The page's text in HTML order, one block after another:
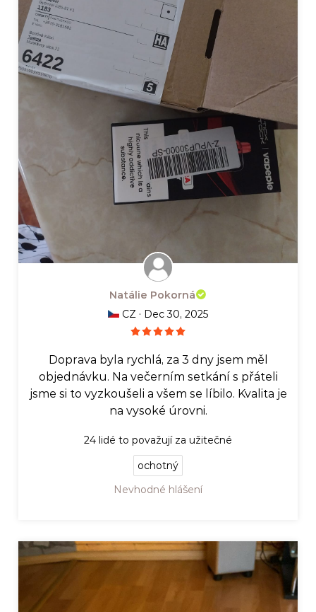
Natálie Pokorná
CZ · Dec 30, 2025
Doprava byla rychlá, za 3 dny jsem měl
objednávku. Na večerním setkání s přáteli
jsme si to vyzkoušeli a všem se líbilo. Kvalita je
na vysoké úrovni.
24 lidé to považují za užitečné
ochotný
Nevhodné hlášení